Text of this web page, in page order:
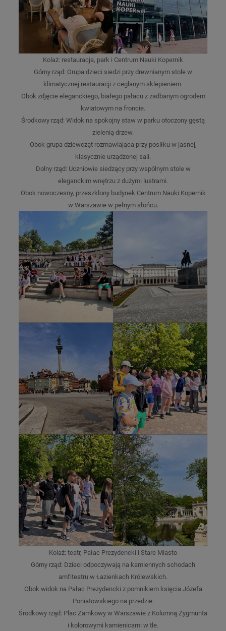
Kolaż: restauracja, park i Centrum Nauki Kopernik
Górny rząd: Grupa dzieci siedzi przy drewnianym stole w
klimatycznej restauracji z ceglanym sklepieniem.
Obok zdjęcie eleganckiego, białego pałacu z zadbanym ogrodem
kwiatowym na froncie.
Środkowy rząd: Widok na spokojny staw w parku otoczony gęstą
zielenią drzew.
Obok grupa dziewcząt rozmawiająca przy posiłku w jasnej,
klasycznie urządzonej sali.
Dolny rząd: Uczniowie siedzący przy wspólnym stole w
eleganckim wnętrzu z dużymi lustrami.
Obok nowoczesny, przeszklony budynek Centrum Nauki Kopernik
w Warszawie w pełnym słońcu.
Kolaż: teatr, Pałac Prezydencki i Stare Miasto
Górny rząd: Dzieci odpoczywają na kamiennych schodach
amfiteatru w Łazienkach Królewskich.
Obok widok na Pałac Prezydencki z pomnikiem księcia Józefa
Poniatowskiego na przedzie.
Środkowy rząd: Plac Zamkowy w Warszawie z Kolumną Zygmunta
i kolorowymi kamienicami w tle.